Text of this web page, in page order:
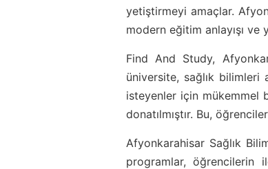
yetiştirmeyi amaçlar.
modern eğitim anlayışı
Find And Study,
üniversite, sağlık bilimleri
isteyenler için mükemmel
donatılmıştır. Bu,
Afyonkarahisar Sağlık
programlar, öğrencilerin